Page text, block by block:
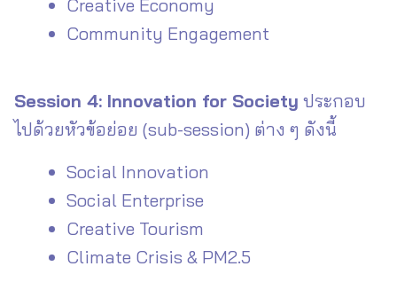
Creative Economy
Community Engagement
Session 4: Innovation for Society ประกอบ
ไปด้วยหัวข้อย่อย (sub-session) ต่าง ๆ ดังนี้
Social Innovation
Social Enterprise
Creative Tourism
Climate Crisis & PM2.5